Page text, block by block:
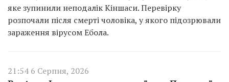
яке зупинили неподалік Кіншаси. Перевірку
розпочали після смерті чоловіка, у якого підозрювали
зараження вірусом Ебола.
21:54 6 Серпня, 2026